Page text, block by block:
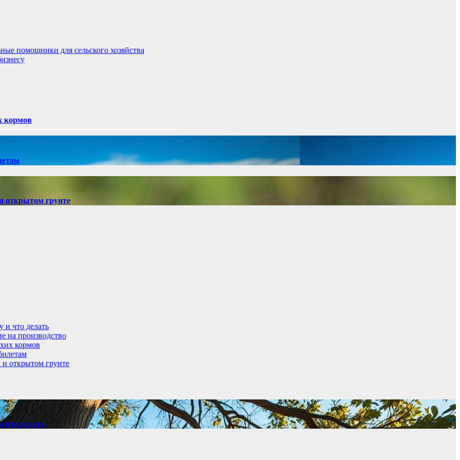
помощники для сельского хозяйства
кормов
открытом грунте
и что делать
на производство
кормов
открытом грунте
что делать